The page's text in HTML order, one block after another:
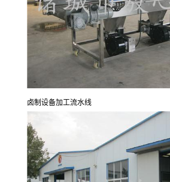
卤制设备加工流水线